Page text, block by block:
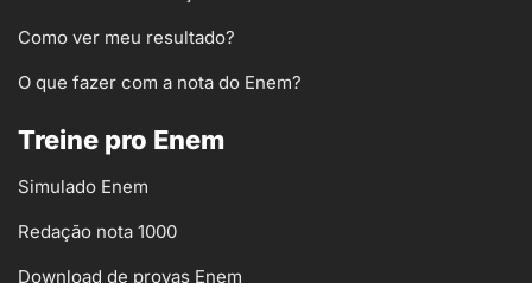
Como ver meu resultado?
O que fazer com a nota do Enem?
Treine pro Enem
Simulado Enem
Redação nota 1000
Download de provas Enem